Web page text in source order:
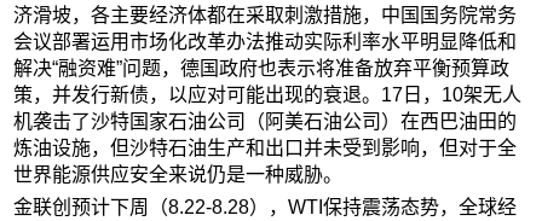
济滑坡，各主要经济体都在采取刺激措施，中国国务院常务
会议部署运用市场化改革办法推动实际利率水平明显降低和
解决“融资难”问题，德国政府也表示将准备放弃平衡预算政
策，并发行新债，以应对可能出现的衰退。17日，10架无人
机袭击了沙特国家石油公司（阿美石油公司）在西巴油田的
炼油设施，但沙特石油生产和出口并未受到影响，但对于全
世界能源供应安全来说仍是一种威胁。
金联创预计下周（8.22-8.28），WTI保持震荡态势，全球经